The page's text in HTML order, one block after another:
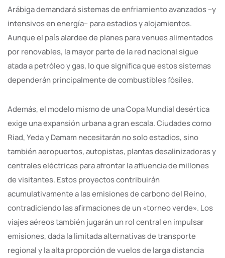
Arábiga demandará sistemas de enfriamiento avanzados –y
intensivos en energía– para estadios y alojamientos.
Aunque el país alardee de planes para venues alimentados
por renovables, la mayor parte de la red nacional sigue
atada a petróleo y gas, lo que significa que estos sistemas
dependerán principalmente de combustibles fósiles.
Además, el modelo mismo de una Copa Mundial desértica
exige una expansión urbana a gran escala. Ciudades como
Riad, Yeda y Damam necesitarán no solo estadios, sino
también aeropuertos, autopistas, plantas desalinizadoras y
centrales eléctricas para afrontar la afluencia de millones
de visitantes. Estos proyectos contribuirán
acumulativamente a las emisiones de carbono del Reino,
contradiciendo las afirmaciones de un «torneo verde». Los
viajes aéreos también jugarán un rol central en impulsar
emisiones, dada la limitada alternativas de transporte
regional y la alta proporción de vuelos de larga distancia